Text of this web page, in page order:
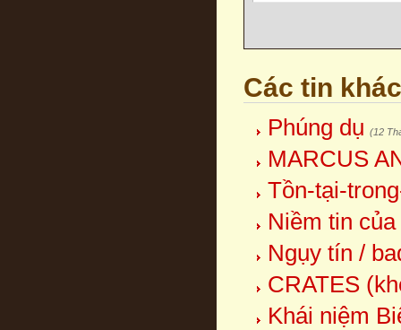
Các tin khác
Phúng dụ (12
MARCUS
Tồn-tại-
Niềm tin
Ngụy tín /
CRATES
Khái niệm